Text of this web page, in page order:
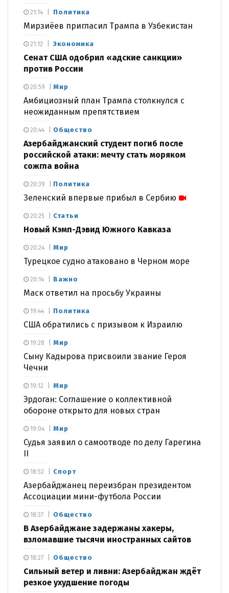
Политика
Мирзиёев пригласил Трампа в Узбекистан
21:14
Экономика
Сенат США одобрил «адские санкции»
против России
21:12
Мир
Амбициозный план Трампа столкнулся с
неожиданным препятствием
20:59
Общество
Азербайджанский студент погиб после
российской атаки: мечту стать моряком
сожгла война
20:44
Политика
Зеленский впервые прибыл в Сербию
20:39
Статьи
Новый Кэмп-Дэвид Южного Кавказа
20:25
Мир
Турецкое судно атаковано в Черном море
20:24
Важно
Маск ответил на просьбу Украины
20:14
Политика
США обратились с призывом к Израилю
19:44
Мир
Сыну Кадырова присвоили звание Героя
Чечни
19:28
Мир
Эрдоган: Соглашение о коллективной
обороне открыто для новых стран
19:12
Мир
Судья заявил о самоотводе по делу Гарегина
19:04
Спорт
Азербайджанец переизбран президентом
Ассоциации мини-футбола России
18:52
Общество
В Азербайджане задержаны хакеры,
взломавшие тысячи иностранных сайтов
18:37
Общество
Сильный ветер и ливни: Азербайджан ждёт
резкое ухудшение погоды
18:27